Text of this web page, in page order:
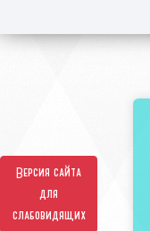
Версия сайта
для
слабовидящих